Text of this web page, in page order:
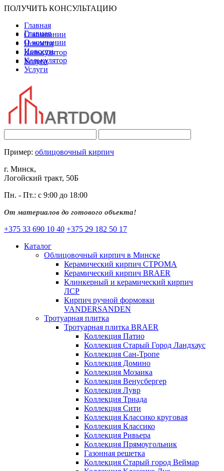
ПОЛУЧИТЬ КОНСУЛЬТАЦИЮ
Главная
О компании
Новости
Калькулятор
Услуги
Главная
О компании
Новости
Калькулятор
Услуги
Пример: облицовочный кирпич
г. Минск,
Логойский тракт, 50Б
Пн. - Пт.: с 9:00 до 18:00
От материалов до готового объекта!
+375 33 690 10 40 +375 29 182 50 17
Каталог
Облицовочный кирпич в Минске
Керамический кирпич СТРОМА
Керамический кирпич BRAER
Клинкерный и керамический кирпич
ЛСР
Кирпич ручной формовки
VANDERSANDEN
Тротуарная плитка
Тротуарная плитка BRAER
Коллекция Патио
Коллекция Старый Город Ландхаус
Коллекция Сан-Тропе
Коллекция Домино
Коллекция Мозаика
Коллекция Венусбергер
Коллекция Лувр
Коллекция Триада
Коллекция Сити
Коллекция Классико круговая
Коллекция Классико
Коллекция Ривьера
Коллекция Прямоугольник
Газонная решетка
Коллекция Старый город Веймар